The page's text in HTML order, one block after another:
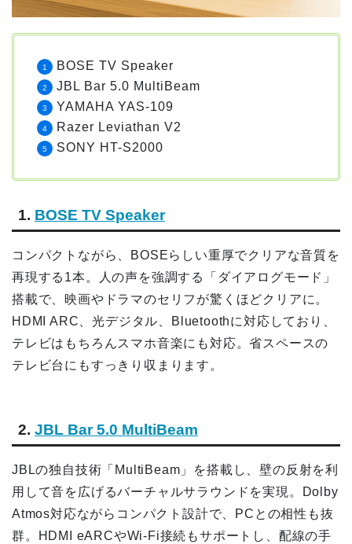
BOSE TV Speaker
JBL Bar 5.0 MultiBeam
YAMAHA YAS-109
Razer Leviathan V2
SONY HT-S2000
1. BOSE TV Speaker
コンパクトながら、BOSEらしい重厚でクリアな音質を
再現する1本。人の声を強調する「ダイアログモード」
搭載で、映画やドラマのセリフが驚くほどクリアに。
HDMI ARC、光デジタル、Bluetoothに対応しており、
テレビはもちろんスマホ音楽にも対応。省スペースの
テレビ台にもすっきり収まります。
2. JBL Bar 5.0 MultiBeam
JBLの独自技術「MultiBeam」を搭載し、壁の反射を利
用して音を広げるバーチャルサラウンドを実現。Dolby
Atmos対応ながらコンパクト設計で、PCとの相性も抜
群。HDMI eARCやWi-Fi接続もサポートし、配線の手